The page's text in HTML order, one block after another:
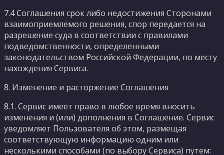
7.4 Соглашения срок либо недостижения Сторонами
взаимоприемлемого решения, спор передается на
разрешение суда в соответствии с правилами
подведомственности, определенными
законодательством Российской Федерации, по месту
нахождения Сервиса.
8. Изменение и расторжение Соглашения
8.1. Сервис имеет право в любое время вносить
изменения и (или) дополнения в Соглашение. Сервис
уведомляет Пользователя об этом, размещая
соответствующую информацию одним или
несколькими способами (по выбору Сервиса) путем: